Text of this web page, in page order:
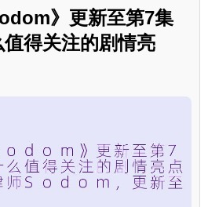
》更新至第7集
得关注的剧情亮